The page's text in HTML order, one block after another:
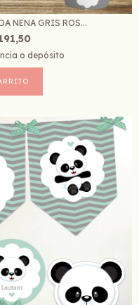
NENA GRIS ROS...
o depósito